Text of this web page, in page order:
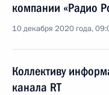
компании «Радио
10 декабря 2020 года,
Коллективу
канала RT